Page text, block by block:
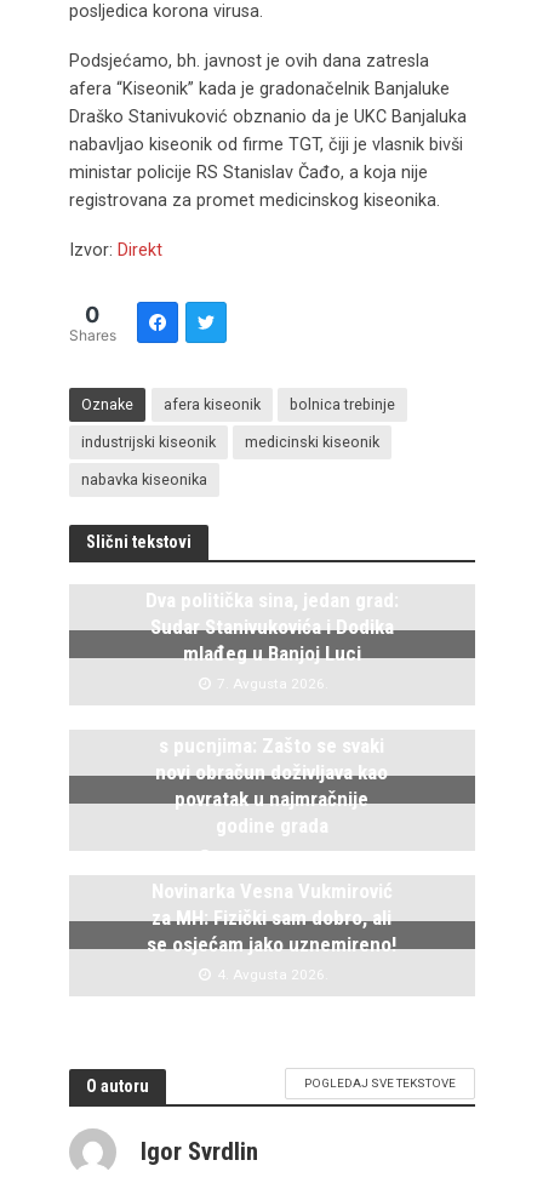
posljedica korona virusa.
Podsjećamo, bh. javnost je ovih dana zatresla
afera “Kiseonik” kada je gradonačelnik Banjaluke
Draško Stanivuković obznanio da je UKC Banjaluka
nabavljao kiseonik od firme TGT, čiji je vlasnik bivši
ministar policije RS Stanislav Čađo, a koja nije
registrovana za promet medicinskog kiseonika.
Izvor: Direkt
0
Shares
Oznake afera kiseonik bolnica trebinje
industrijski kiseonik medicinski kiseonik
nabavka kiseonika
Slični tekstovi
Dva politička sina, jedan grad:
Sudar Stanivukovića i Dodika
mlađeg u Banjoj Luci
7. Avgusta 2026.
s pucnjima: Zašto se svaki
novi obračun doživljava kao
povratak u najmračnije
godine grada
5. Avgusta 2026.
Novinarka Vesna Vukmirović
za MH: Fizički sam dobro, ali
se osjećam jako uznemireno!
4. Avgusta 2026.
O autoru POGLEDAJ SVE TEKSTOVE
Igor Svrdlin